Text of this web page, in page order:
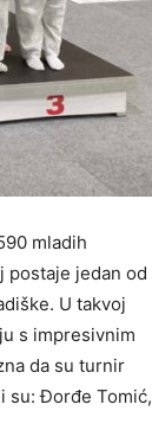
mladih
postaje jedan od
U takvoj
s impresivnim
da su turnir
su: Đorđe Tomić,